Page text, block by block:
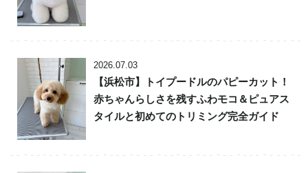
2026.07.03
【浜松市】トイプードルのパピーカット！
赤ちゃんらしさを残すふわモコ＆ピュアス
タイルと初めてのトリミング完全ガイド